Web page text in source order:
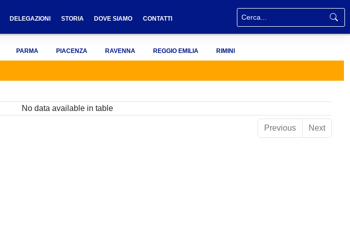
DELEGAZIONI STORIA DOVE SIAMO CONTATTI
PARMA PIACENZA RAVENNA REGGIO EMILIA RIMINI
No data available in table
Previous Next